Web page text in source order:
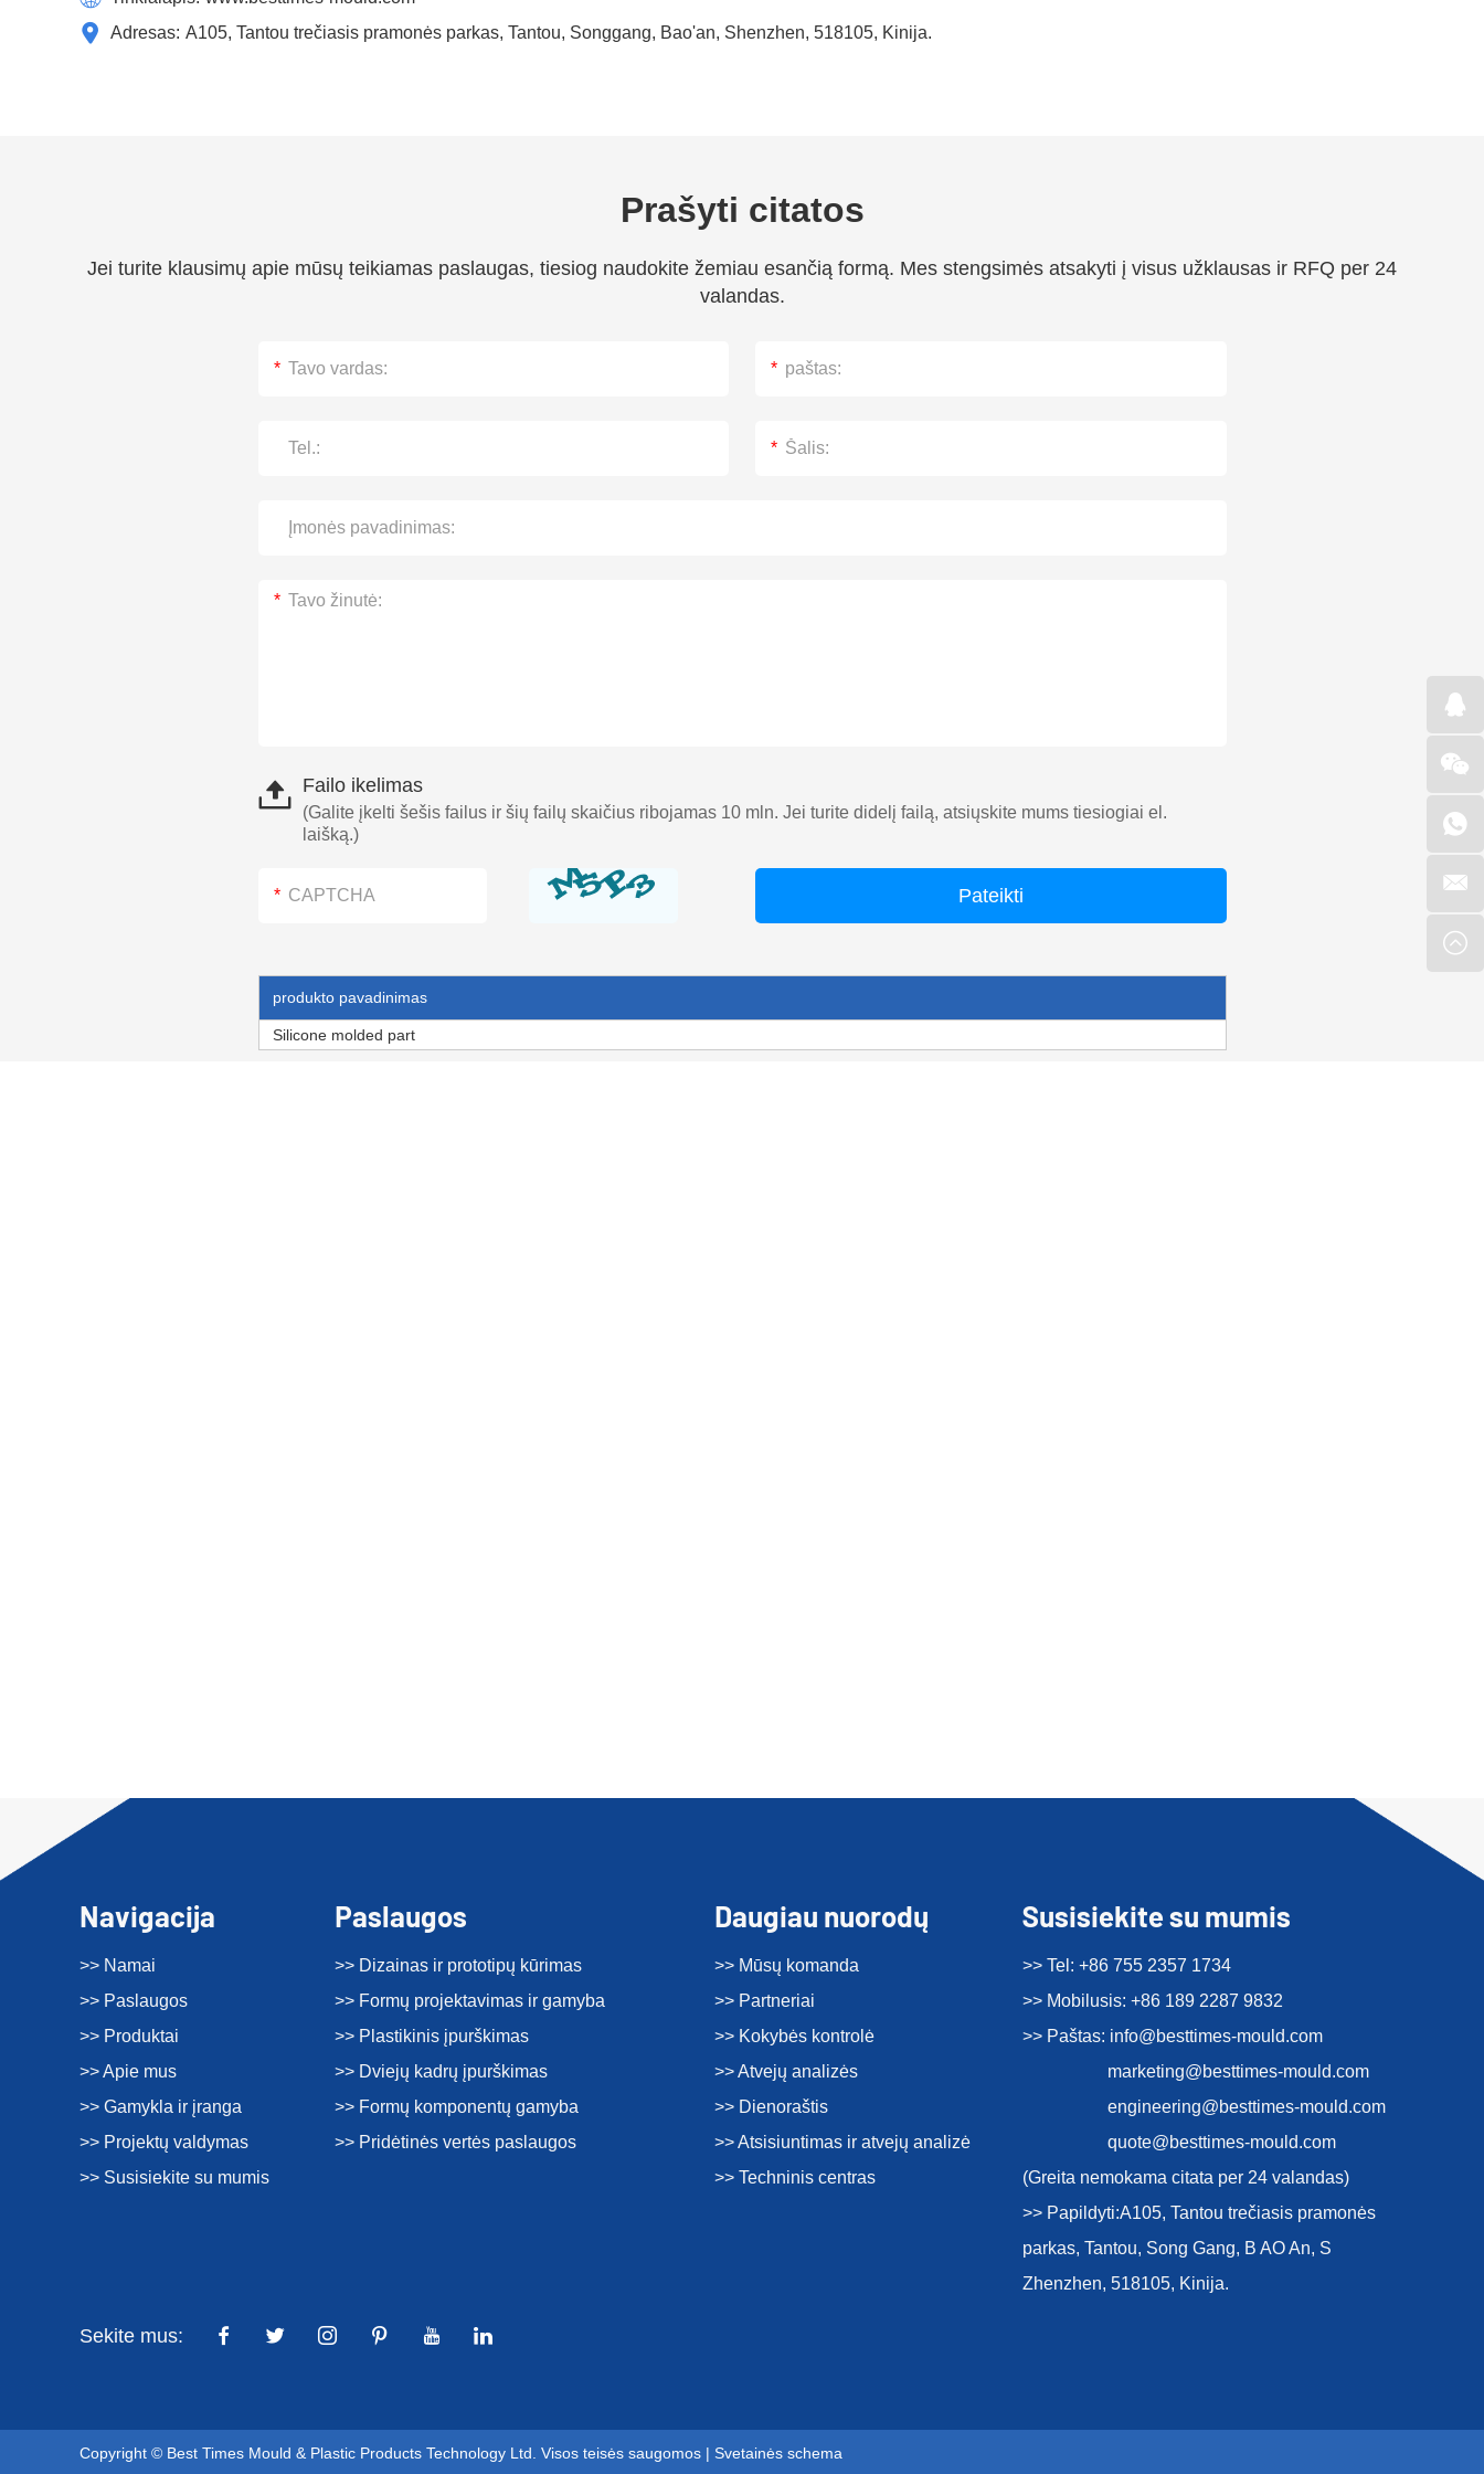
Adresas: A105, Tantou trečiasis pramonės parkas, Tantou, Songgang, Bao'an, Shenzhen, 518105, Kinija.
Prašyti citatos
Jei turite klausimų apie mūsų teikiamas paslaugas, tiesiog naudokite žemiau esančią formą. Mes stengsimės atsakyti į visus užklausas ir RFQ per 24
valandas.
Failo ikelimas
(Galite įkelti šešis failus ir šių failų skaičius ribojamas 10 mln. Jei turite didelį failą, atsiųskite mums tiesiogiai el.
laišką.)
produkto pavadinimas
Silicone molded part
Navigacija
>> Namai
>> Paslaugos
>> Produktai
>> Apie mus
>> Gamykla ir įranga
>> Projektų valdymas
>> Susisiekite su mumis
Paslaugos
>> Dizainas ir prototipų kūrimas
>> Formų projektavimas ir gamyba
>> Plastikinis įpurškimas
>> Dviejų kadrų įpurškimas
>> Formų komponentų gamyba
>> Pridėtinės vertės paslaugos
Daugiau nuorodų
>> Mūsų komanda
>> Partneriai
>> Kokybės kontrolė
>> Atvejų analizės
>> Dienoraštis
>> Atsisiuntimas ir atvejų analizė
>> Techninis centras
Susisiekite su mumis
>> Tel: +86 755 2357 1734
>> Mobilusis: +86 189 2287 9832
>> Paštas: info@besttimes-mould.com
marketing@besttimes-mould.com
engineering@besttimes-mould.com
quote@besttimes-mould.com
(Greita nemokama citata per 24 valandas)
>> Papildyti:A105, Tantou trečiasis pramonės
parkas, Tantou, Song Gang, B AO An, S
Zhenzhen, 518105, Kinija.
Sekite mus:
Copyright © Best Times Mould & Plastic Products Technology Ltd. Visos teisės saugomos | Svetainės schema